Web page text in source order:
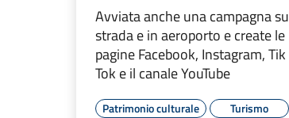
Avviata anche una campagna su
strada e in aeroporto e create le
pagine Facebook, Instagram, Tik
Tok e il canale YouTube
Patrimonio culturale Turismo